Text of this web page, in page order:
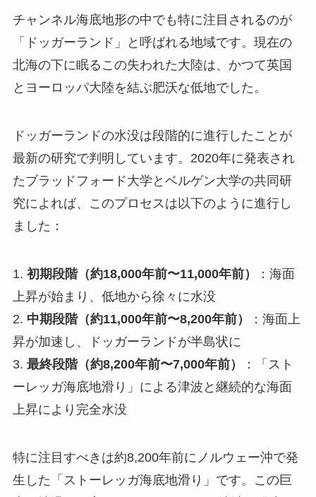
チャンネル海底地形の中でも特に注目されるのが
「ドッガーランド」と呼ばれる地域です。現在の
北海の下に眠るこの失われた大陸は、かつて英国
とヨーロッパ大陸を結ぶ肥沃な低地でした。
ドッガーランドの水没は段階的に進行したことが
最新の研究で判明しています。2020年に発表され
たブラッドフォード大学とベルゲン大学の共同研
究によれば、このプロセスは以下のように進行し
ました：
1. 初期段階（約18,000年前〜11,000年前）
：海面
上昇が始まり、低地から徐々に水没
2. 中期段階（約11,000年前〜8,200年前）
：海面上
昇が加速し、ドッガーランドが半島状に
3. 最終段階（約8,200年前〜7,000年前）
：「スト
ーレッガ海底地滑り」による津波と継続的な海面
上昇により完全水没
特に注目すべきは約8,200年前にノルウェー沖で発
生した「ストーレッガ海底地滑り」です。この巨